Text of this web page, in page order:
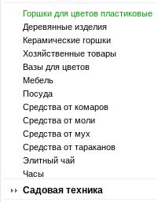
Горшки для цветов пластиковые
Деревянные изделия
Керамические горшки
Хозяйственные товары
Вазы для цветов
Мебель
Посуда
Средства от комаров
Средства от моли
Средства от мух
Средства от тараканов
Элитный чай
Часы
Садовая техника